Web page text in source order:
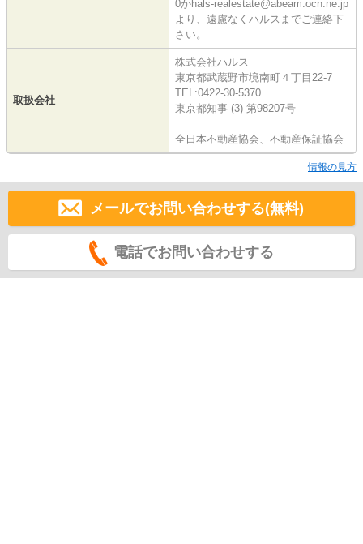
0かhals-realestate@abeam.ocn.ne.jp
より、遠慮なくハルスまでご連絡下
さい。
取扱会社
株式会社ハルス
東京都武蔵野市境南町４丁目22-7
TEL:0422-30-5370
東京都知事 (3) 第98207号
全日本不動産協会、不動産保証協会
情報の見方
メールでお問い合わせする(無料)
電話でお問い合わせする